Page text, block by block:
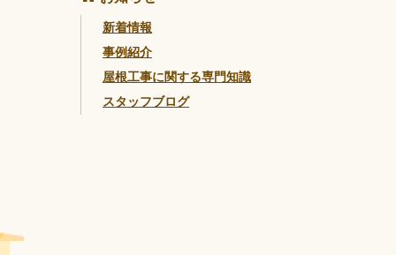
新着情報
事例紹介
屋根工事に関する専門知識
スタッフブログ